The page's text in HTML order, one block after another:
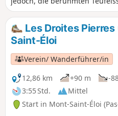
von Mont-Éloi, den
Kirchen von Écoivres, Acq und
Mühle von Acq zu entdecken.
Les Droites
Saint-Éloi
Verein/ Wanderführer/in
12,86 km
+90 m
-
3:55 Std.
Mittel
Start in Mont-Saint-Éloi